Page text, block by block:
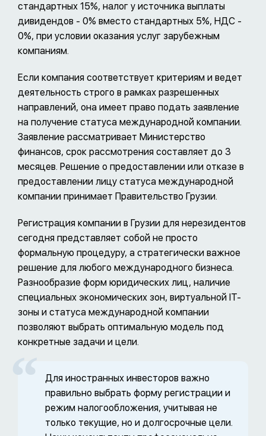
стандартных 15%, налог у источника выплаты
дивидендов - 0% вместо стандартных 5%, НДС -
0%, при условии оказания услуг зарубежным
компаниям.
Если компания соответствует критериям и ведет
деятельность строго в рамках разрешенных
направлений, она имеет право подать заявление
на получение статуса международной компании.
Заявление рассматривает Министерство
финансов, срок рассмотрения составляет до 3
месяцев. Решение о предоставлении или отказе в
предоставлении лицу статуса международной
компании принимает Правительство Грузии.
Регистрация компании в Грузии для нерезидентов
сегодня представляет собой не просто
формальную процедуру, а стратегически важное
решение для любого международного бизнеса.
Разнообразие форм юридических лиц, наличие
специальных экономических зон, виртуальной IT-
зоны и статуса международной компании
позволяют выбрать оптимальную модель под
конкретные задачи и цели.
Для иностранных инвесторов важно
правильно выбрать форму регистрации и
режим налогообложения, учитывая не
только текущие, но и долгосрочные цели.